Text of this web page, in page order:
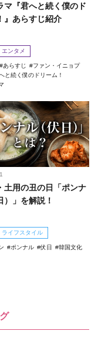
マ『君へと続く僕のド
』あらすじ紹介
エンタメ
あらすじ
ファン・イニョプ
と続く僕のドリーム！
土用の丑の日「ポンナ
）」を解説！
ライフスタイル
ポンナル 伏日 韓国文化